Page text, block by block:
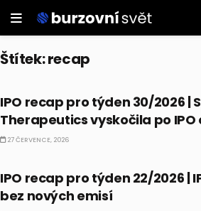
Štítek:recap
IPO recap pro týden 30/2026 |
Therapeutics vyskočila po IPO
27 ČERVENCE, 2026
IPO recap pro týden 22/2026 |
bez nových emisí